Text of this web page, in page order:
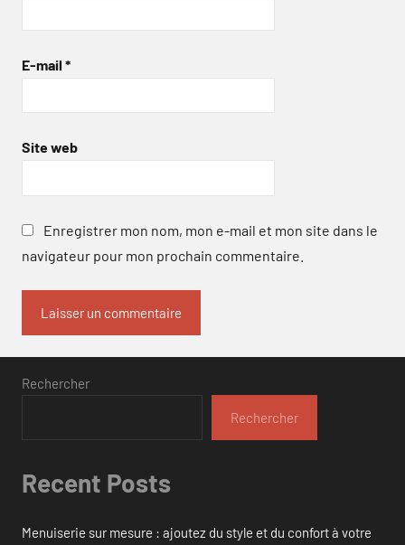
E-mail *
Site web
Enregistrer mon nom, mon e-mail et mon site dans le
navigateur pour mon prochain commentaire.
Rechercher
Rechercher
Recent Posts
Menuiserie sur mesure : ajoutez du style et du confort à votre